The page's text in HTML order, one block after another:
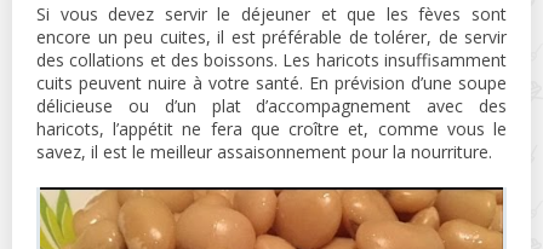
Si vous devez servir le déjeuner et que les fèves sont
encore un peu cuites, il est préférable de tolérer, de servir
des collations et des boissons. Les haricots insuffisamment
cuits peuvent nuire à votre santé. En prévision d’une soupe
délicieuse ou d’un plat d’accompagnement avec des
haricots, l’appétit ne fera que croître et, comme vous le
savez, il est le meilleur assaisonnement pour la nourriture.